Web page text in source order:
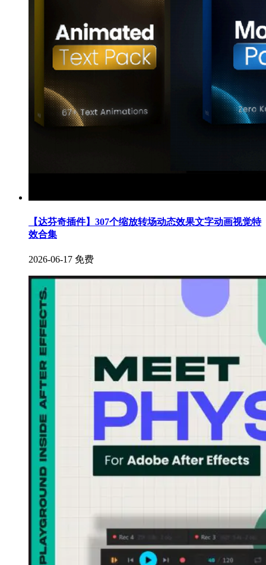
【达芬奇插件】307个缩放转场动态效果文字动画视觉特
效合集
2026-06-17 免费